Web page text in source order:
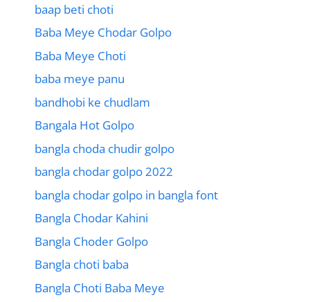
baap beti choti
Baba Meye Chodar Golpo
Baba Meye Choti
baba meye panu
bandhobi ke chudlam
Bangala Hot Golpo
bangla choda chudir golpo
bangla chodar golpo 2022
bangla chodar golpo in bangla font
Bangla Chodar Kahini
Bangla Choder Golpo
Bangla choti baba
Bangla Choti Baba Meye